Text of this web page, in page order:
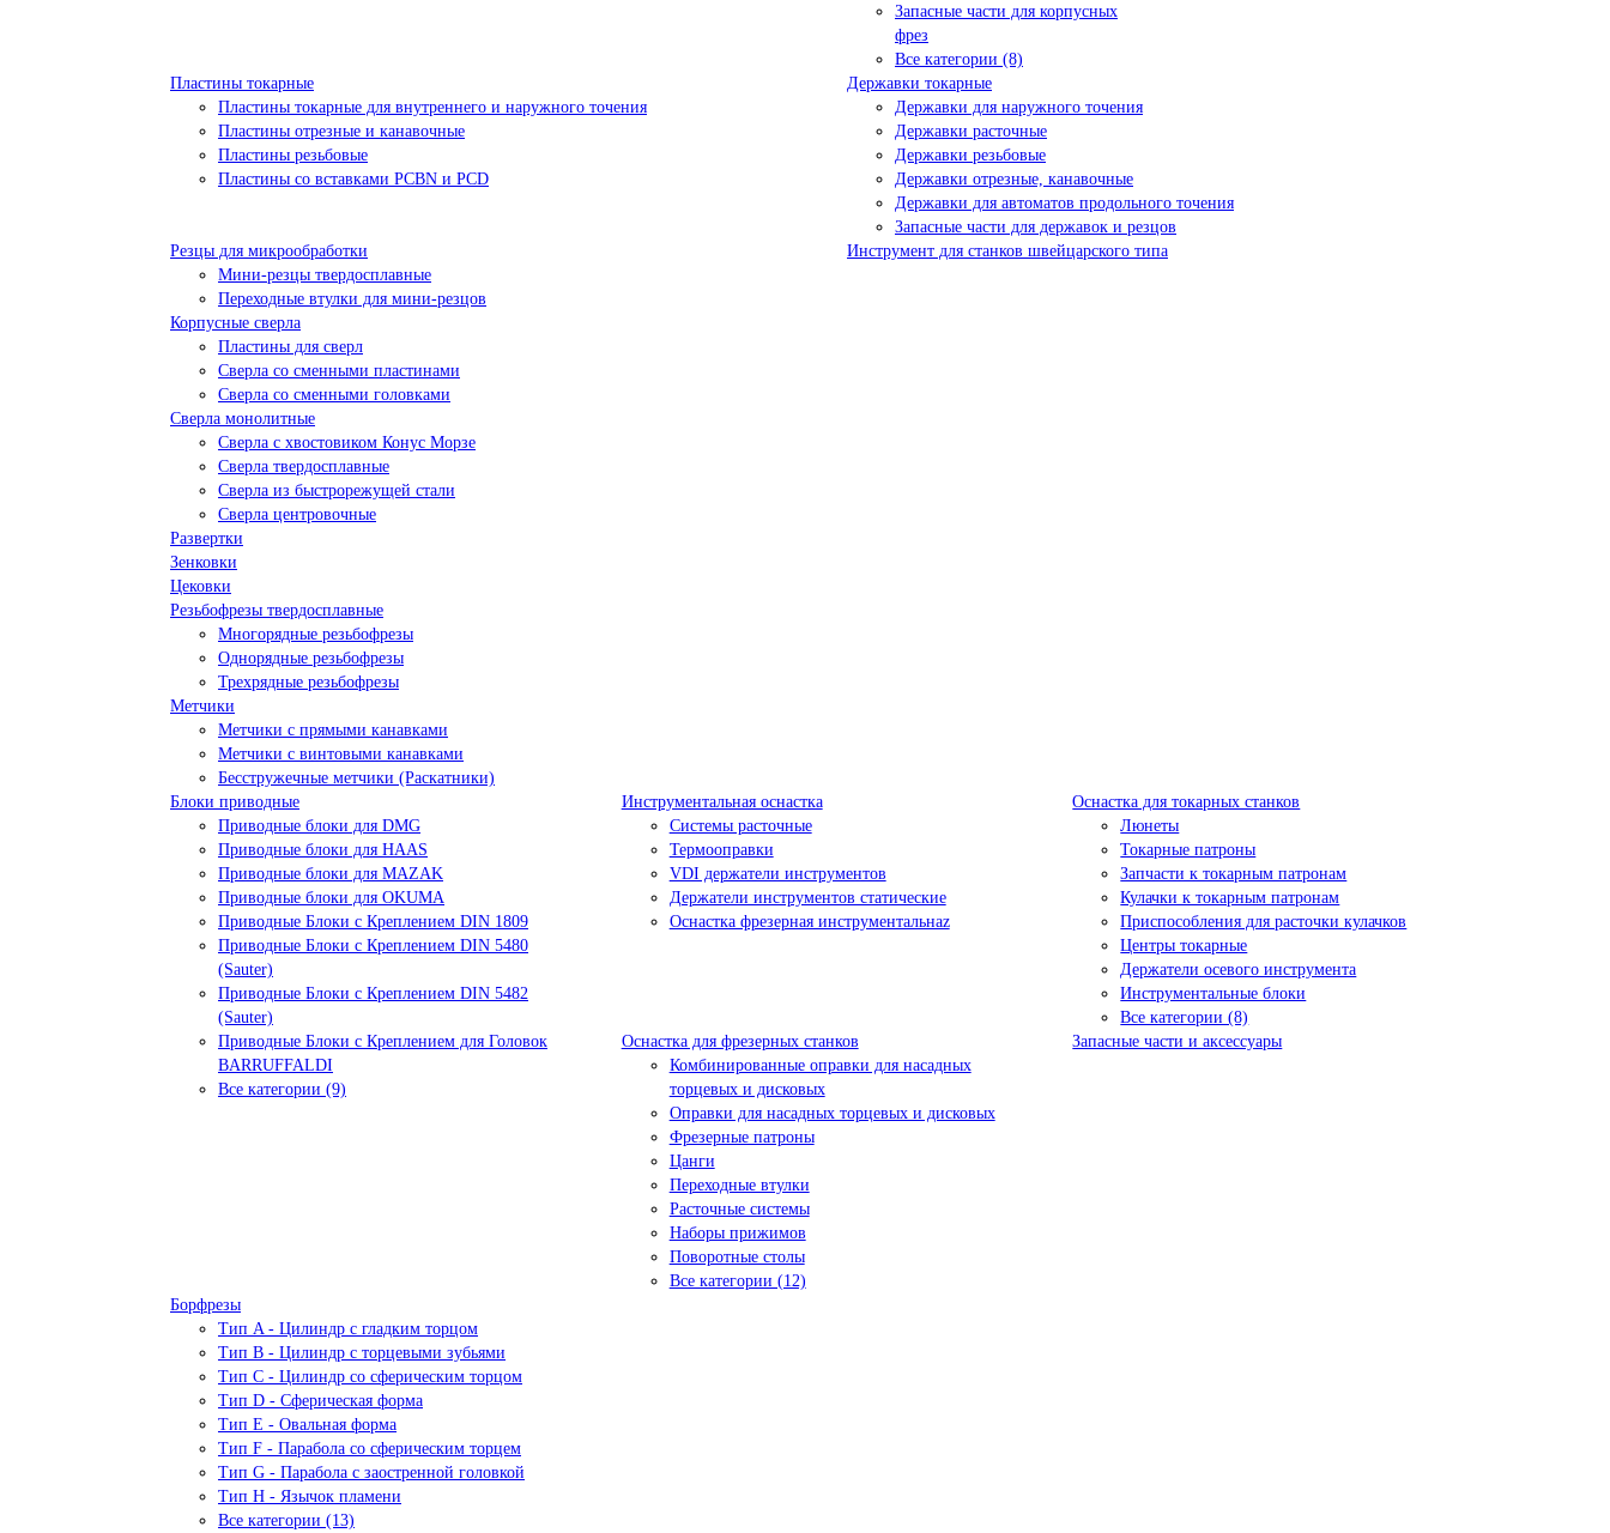
Запасные части для корпусных
фрез
Все категории (8)
Пластины токарные
Пластины токарные для внутреннего и наружного точения
Пластины отрезные и канавочные
Пластины резьбовые
Пластины со вставками PCBN и PCD
Державки токарные
Державки для наружного точения
Державки расточные
Державки резьбовые
Державки отрезные, канавочные
Державки для автоматов продольного точения
Запасные части для державок и резцов
Резцы для микрообработки
Мини-резцы твердосплавные
Переходные втулки для мини-резцов
Инструмент для станков швейцарского типа
Корпусные сверла
Пластины для сверл
Сверла со сменными пластинами
Сверла со сменными головками
Сверла монолитные
Сверла с хвостовиком Конус Морзе
Сверла твердосплавные
Сверла из быстрорежущей стали
Сверла центровочные
Развертки
Зенковки
Цековки
Резьбофрезы твердосплавные
Многорядные резьбофрезы
Однорядные резьбофрезы
Трехрядные резьбофрезы
Метчики
Метчики с прямыми канавками
Метчики с винтовыми канавками
Бесстружечные метчики (Раскатники)
Блоки приводные
Приводные блоки для DMG
Приводные блоки для HAAS
Приводные блоки для MAZAK
Приводные блоки для OKUMA
Приводные Блоки с Креплением DIN 1809
Приводные Блоки с Креплением DIN 5480
(Sauter)
Приводные Блоки с Креплением DIN 5482
(Sauter)
Приводные Блоки с Креплением для Головок
BARRUFFALDI
Все категории (9)
Инструментальная оснастка
Системы расточные
Термооправки
VDI держатели инструментов
Держатели инструментов статические
Оснастка фрезерная инструментальнаz
Оснастка для токарных станков
Люнеты
Токарные патроны
Запчасти к токарным патронам
Кулачки к токарным патронам
Приспособления для расточки кулачков
Центры токарные
Держатели осевого инструмента
Инструментальные блоки
Все категории (8)
Оснастка для фрезерных станков
Комбинированные оправки для насадных
торцевых и дисковых
Оправки для насадных торцевых и дисковых
Фрезерные патроны
Цанги
Переходные втулки
Расточные системы
Наборы прижимов
Поворотные столы
Все категории (12)
Запасные части и аксессуары
Борфрезы
Тип A - Цилиндр с гладким торцом
Тип В - Цилиндр с торцевыми зубьями
Тип С - Цилиндр со сферическим торцом
Тип D - Сферическая форма
Тип Е - Овальная форма
Тип F - Парабола со сферическим торцем
Тип G - Парабола с заостренной головкой
Тип H - Язычок пламени
Все категории (13)